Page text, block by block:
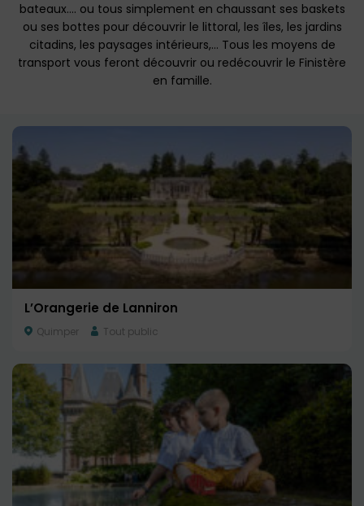
bateaux…. ou tous simplement en chaussant ses baskets
ou ses bottes pour découvrir le littoral, les îles, les jardins
citadins, les paysages intérieurs,… Tous les moyens de
transport vous feront découvrir ou redécouvrir le Finistère
en famille.
L’Orangerie de Lanniron
Quimper Tout public